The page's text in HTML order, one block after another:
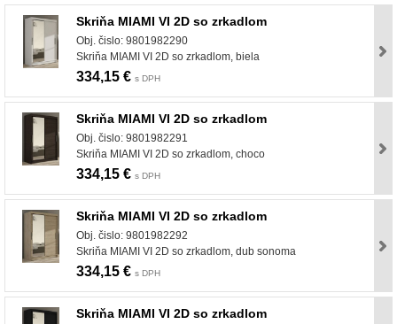
Skriňa MIAMI VI 2D so zrkadlom
Obj. čislo: 9801982290
Skriňa MIAMI VI 2D so zrkadlom, biela
334,15 € s DPH
Skriňa MIAMI VI 2D so zrkadlom
Obj. čislo: 9801982291
Skriňa MIAMI VI 2D so zrkadlom, choco
334,15 € s DPH
Skriňa MIAMI VI 2D so zrkadlom
Obj. čislo: 9801982292
Skriňa MIAMI VI 2D so zrkadlom, dub sonoma
334,15 € s DPH
Skriňa MIAMI VI 2D so zrkadlom